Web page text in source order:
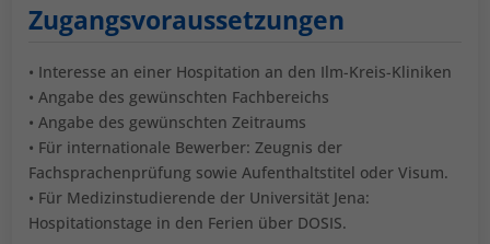
Zugangsvoraussetzungen
• Interesse an einer Hospitation an den Ilm-Kreis-Kliniken
• Angabe des gewünschten Fachbereichs
• Angabe des gewünschten Zeitraums
• Für internationale Bewerber: Zeugnis der
Fachsprachenprüfung sowie Aufenthaltstitel oder Visum.
• Für Medizinstudierende der Universität Jena:
Hospitationstage in den Ferien über DOSIS.